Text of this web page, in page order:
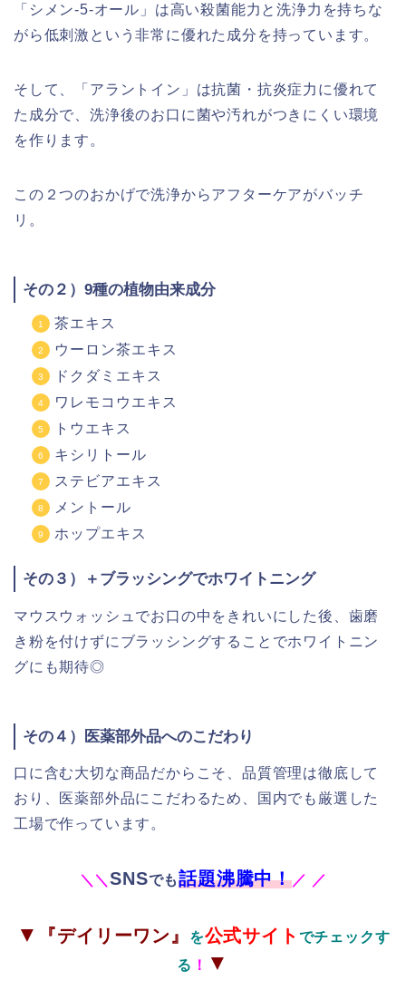
「シメン-5-オール」は高い殺菌能力と洗浄力を持ちな
がら低刺激という非常に優れた成分を持っています。
そして、「アラントイン」は抗菌・抗炎症力に優れて
た成分で、洗浄後のお口に菌や汚れがつきにくい環境
を作ります。
この２つのおかげで洗浄からアフターケアがバッチ
リ。
その２）9種の植物由来成分
茶エキス
ウーロン茶エキス
ドクダミエキス
ワレモコウエキス
トウエキス
キシリトール
ステビアエキス
メントール
ホップエキス
その３）＋ブラッシングでホワイトニング
マウスウォッシュでお口の中をきれいにした後、歯磨
き粉を付けずにブラッシングすることでホワイトニン
グにも期待◎
その４）医薬部外品へのこだわり
口に含む大切な商品だからこそ、品質管理は徹底して
おり、医薬部外品にこだわるため、国内でも厳選した
工場で作っています。
＼ ＼SNSでも話題沸騰中！／ ／
▼ 『デイリーワン』 を公式サイト でチェックす
る ！ ▼